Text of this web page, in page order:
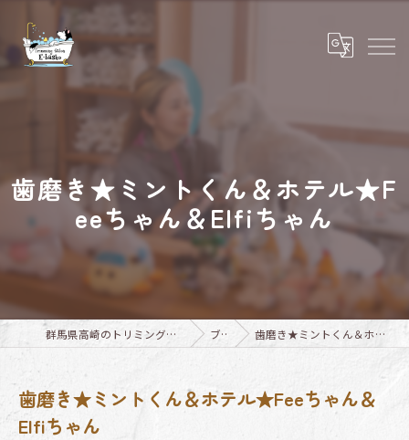
歯磨き★ミントくん＆ホテル★F
eeちゃん＆Elfiちゃん
群馬県高崎のトリミングならTrimming Salon E-basho ブログ 歯磨き★ミントくん＆ホテル★Feeちゃん＆Elfiちゃん
歯磨き★ミントくん＆ホテル★Feeちゃん＆
Elfiちゃん